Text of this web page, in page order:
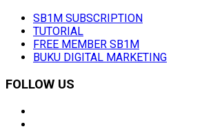
SB1M SUBSCRIPTION
TUTORIAL
FREE MEMBER SB1M
BUKU DIGITAL MARKETING
FOLLOW US